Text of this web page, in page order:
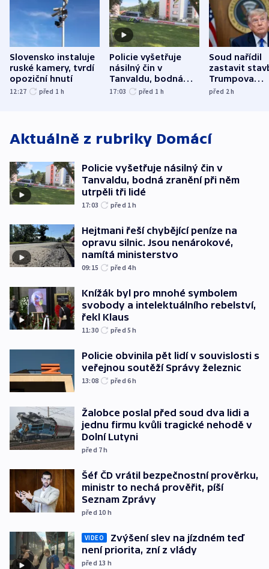
Slovensko instaluje
ruské kamery, tvrdí
opoziční hnutí
12:27 před 1 h
Policie vyšetřuje
násilný čin v
Tanvaldu, bodná
zranění při něm
17:03 před 1 h
Soud nařídil
zastavit
Trumpova
tanečního
před 2h
Aktuálně z rubriky Domácí
Policie vyšetřuje násilný čin v
Tanvaldu, bodná zranění při něm
utrpěli tři lidé
17:03 před 1h
Hejtmani řeší chybějící peníze na
opravu silnic. Jsou nenárokové,
namítá ministerstvo
09:15 před 4h
Knížák byl pro mnohé symbolem
svobody a intelektuálního rebelství,
řekl Klaus
11:30 před 5h
Policie obvinila pět lidí v souvislosti s
veřejnou soutěží Správy železnic
13:08 před 6h
Žalobce poslal před soud dva lidi a
jednu firmu kvůli tragické nehodě v
Dolní Lutyni
před 7h
Šéf ČD vrátil bezpečnostní prověrku,
ministr to nechá prověřit, píší
Seznam Zprávy
před 10 h
VIDEO
Zvýšení slev na jízdném teď
není priorita, zní z vlády
před 13 h